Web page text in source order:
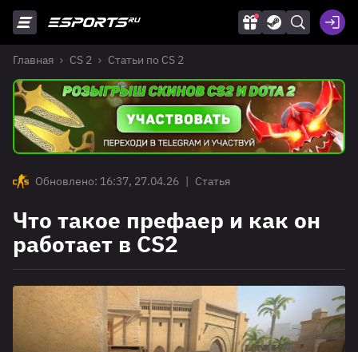
Главная CS 2 Статьи по CS 2
Обновлено: 16:37, 27.04.26 | Статья
Что такое префаер и как он
работает в CS2